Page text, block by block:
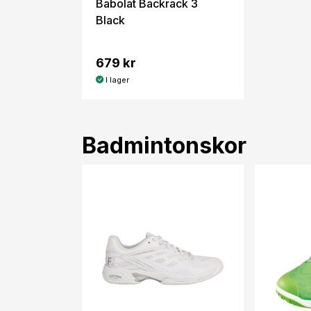
Babolat Backrack 3
Black
679 kr
I lager
Badmintonskor